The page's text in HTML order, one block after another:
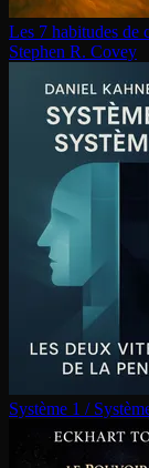
Les 7 habitudes de
Stephen R. Covey
Système 1 /